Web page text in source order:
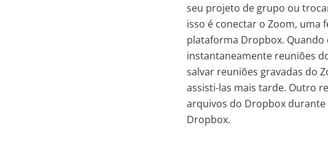
seu projeto de grupo ou
isso é conectar o Zoom, uma
plataforma Dropbox.
instantaneamente reuniões
salvar reuniões gravadas do
assisti-las mais tarde. Outro
arquivos do Dropbox
Dropbox.